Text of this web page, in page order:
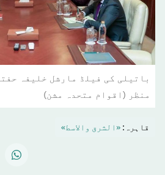
باتیلی کی فیلڈ مارشل خلیفہ
منظر (اقوام متحدہ مشن)
قاہرہ: «الشرق والاسط»